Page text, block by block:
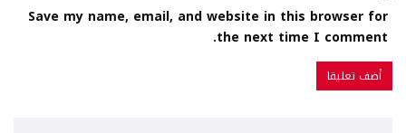
Save my name, email, and website in this browser for
the next time I comment.